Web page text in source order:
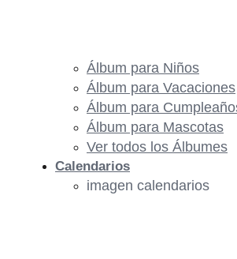
Álbum para Niños
Álbum para Vacaciones
Álbum para
Álbum para Mascotas
Ver todos los Álbumes
Calendarios
imagen calendarios